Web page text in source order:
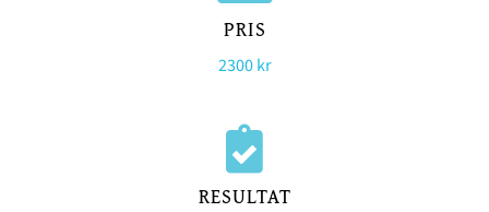
PRIS
2300 kr
RESULTAT